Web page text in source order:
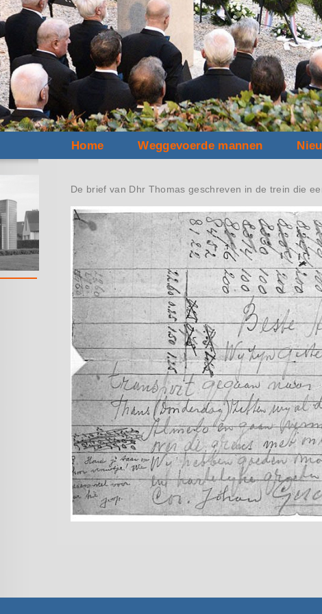
Home Weggevoerde mannen
De brief van Dhr Thomas geschreven in de trein die